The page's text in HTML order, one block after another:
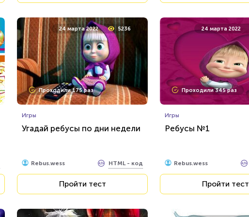
24 марта 2022 5236
Проходили 175 раз
Игры
Угадай ребусы по дни недели
Rebus.wess HTML - код
Пройти тест
24 марта 2022
Проходили 345 раз
Игры
Ребусы №1
Rebus.wess
Пройти тест